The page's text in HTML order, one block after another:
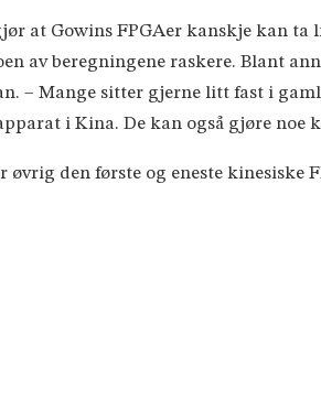
at Gowins FPGAer kanskje kan
av beregningene raskere. Blant
– Mange sitter gjerne litt fast i
i Kina. De kan også gjøre noe
øvrig den første og eneste kinesiske